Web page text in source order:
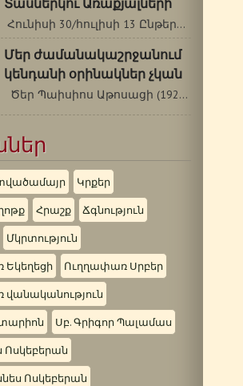
Տասներկու Առաքյալների
Հունիսի 30/հուլիսի 13 Ընթերցումներ.…
Մեր ժամանակաշրջանում
կենդանի օրինակներ չկան
Ծեր Պաիսիոս Աթոսացի (1924-1994 թթ.)…
Կրքեր
Հրաշք Ճգնություն
Մկրտություն
Ուղղափառ Սրբեր
Սբ. Գրիգոր Պալամաս
Ոսկեբերան
Ոսկեբերան